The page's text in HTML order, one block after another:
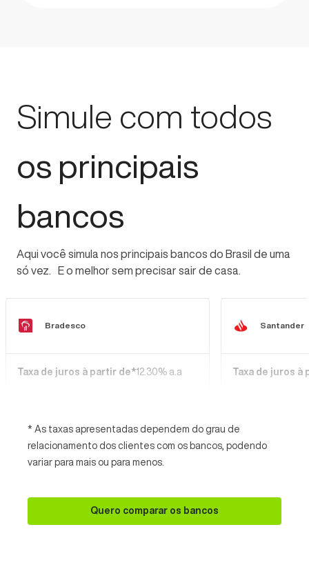
Simule com todos
os principais
bancos
Aqui você simula nos principais bancos do Brasil de uma
só vez. E o melhor sem precisar sair de casa.
Bradesco
Taxa de juros à partir de*12.30% a.a
Santander
Taxa de juros à
* As taxas apresentadas dependem do grau de
relacionamento dos clientes com os bancos, podendo
variar para mais ou para menos.
Quero comparar os bancos